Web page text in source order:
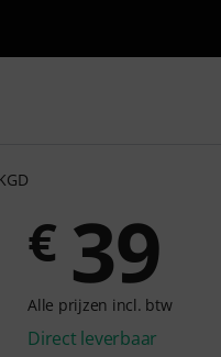
€ 39
Alle prijzen incl. btw
Direct leverbaar